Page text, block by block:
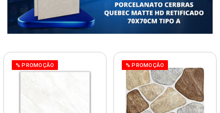
% PROMOÇÃO % PROMOÇÃO